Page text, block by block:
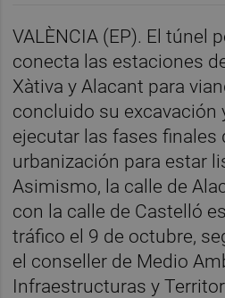
VALÈNCIA (EP). El túnel
conecta las estaciones
Xàtiva y Alacant para
concluido su excavación
ejecutar las fases finales
urbanización para estar
Asimismo, la calle de
con la calle de Castelló
tráfico el 9 de octubre,
el conseller de Medio
Infraestructuras y